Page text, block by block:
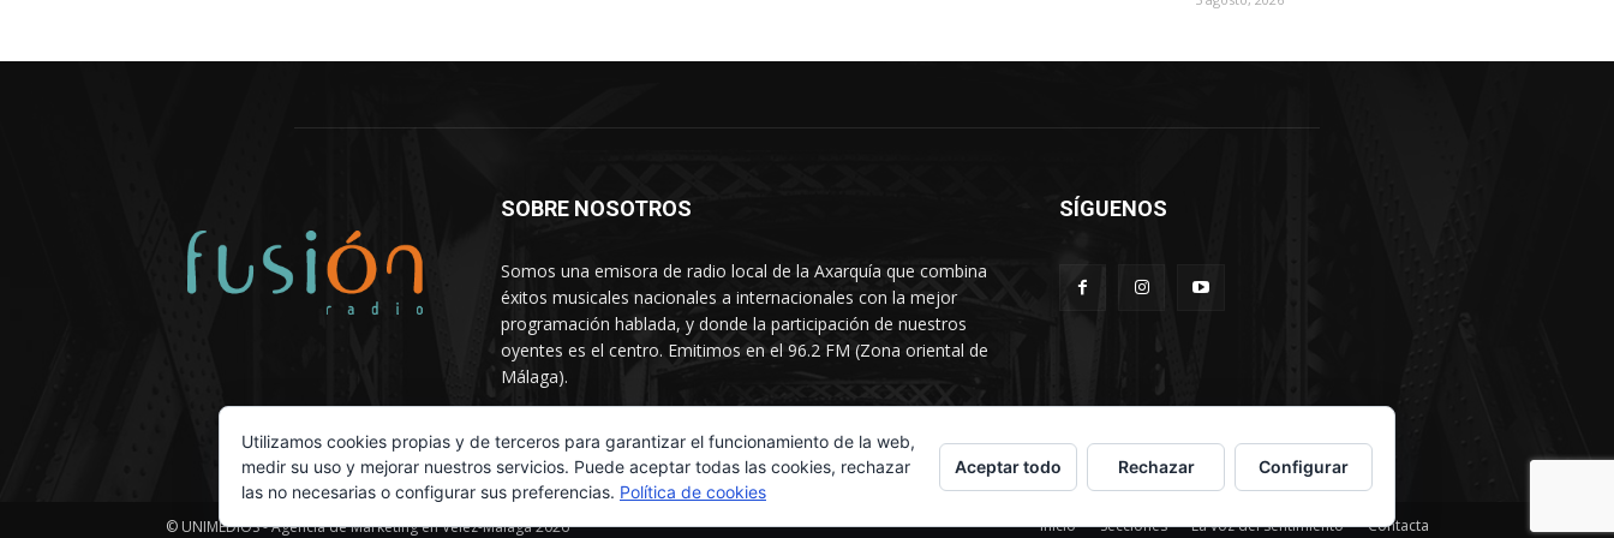
SOBRE NOSOTROS
Somos una emisora de radio local de la Axarquía que combina
éxitos musicales nacionales a internacionales con la mejor
programación hablada, y donde la participación de nuestros
oyentes es el centro. Emitimos en el 96.2 FM (Zona oriental de
Málaga).
SÍGUENOS
© UNIMEDIOS - Agencia de Marketing en Vélez-Málaga 2026 Inicio Secciones La voz del sentimiento Contacta
Utilizamos cookies propias y de terceros para garantizar el funcionamiento de la web,
medir su uso y mejorar nuestros servicios. Puede aceptar todas las cookies, rechazar
las no necesarias o configurar sus preferencias. Política de cookies
Aceptar todo Rechazar Configurar